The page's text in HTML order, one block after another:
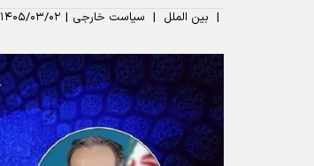
| بین الملل | سیاست خارجی | ۱۴۰۵/۰۳/۰۲